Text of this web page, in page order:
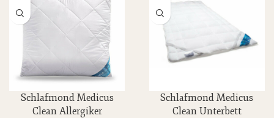
Schlafmond Medicus
Clean Allergiker
Schlafmond Medicus
Clean Unterbett